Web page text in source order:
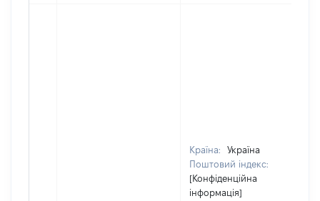
Країна:
Україна
Поштовий індекс:
[Конфіденційна
інформація]